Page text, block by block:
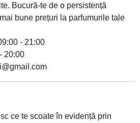
Bucură-te de o persistență
bune prețuri la parfumurile tale
- 21:00
20:00
ce te scoate în evidență prin